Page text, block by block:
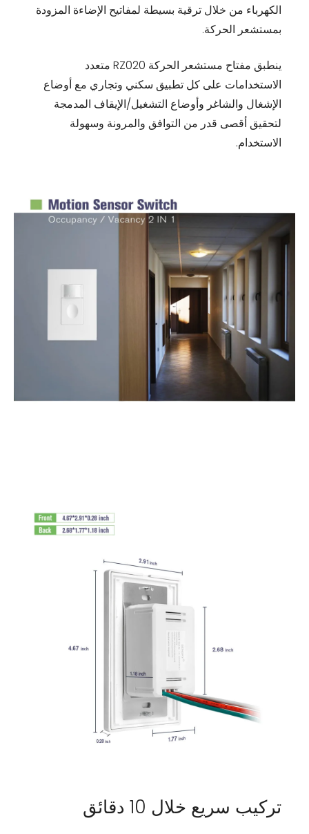
الكهرباء من خلال ترقية بسيطة لمفاتيح الإضاءة المزودة
بمستشعر الحركة.
ينطبق مفتاح مستشعر الحركة RZ020 متعدد
الاستخدامات على كل تطبيق سكني وتجاري مع أوضاع
الإشغال والشاغر وأوضاع التشغيل/الإيقاف المدمجة
لتحقيق أقصى قدر من التوافق والمرونة وسهولة
الاستخدام.
تركيب سريع خلال 10 دقائق